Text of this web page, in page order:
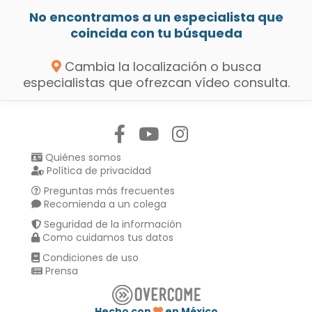
No encontramos a un especialista que
coincida con tu búsqueda
Cambia la localización o busca
especialistas que ofrezcan vídeo consulta.
Quiénes somos
Política de privacidad
Preguntas más frecuentes
Recomienda a un colega
Seguridad de la información
Como cuidamos tus datos
Condiciones de uso
Prensa